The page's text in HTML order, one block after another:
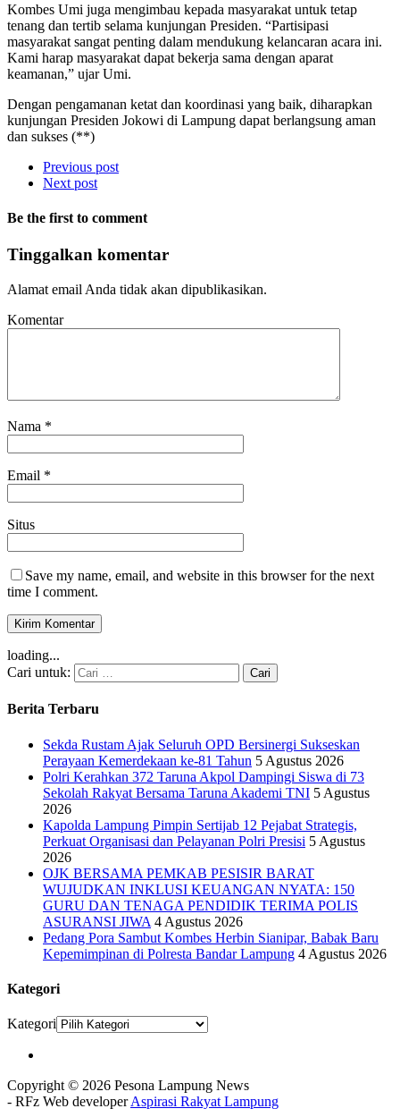
Kombes Umi juga mengimbau kepada masyarakat untuk tetap
tenang dan tertib selama kunjungan Presiden. “Partisipasi
masyarakat sangat penting dalam mendukung kelancaran acara ini.
Kami harap masyarakat dapat bekerja sama dengan aparat
keamanan,” ujar Umi.
Dengan pengamanan ketat dan koordinasi yang baik, diharapkan
kunjungan Presiden Jokowi di Lampung dapat berlangsung aman
dan sukses (**)
Previous post
Next post
Be the first to comment
Tinggalkan komentar
Alamat email Anda tidak akan dipublikasikan.
Komentar
Nama *
Email *
Situs
Save my name, email, and website in this browser for the next
time I comment.
loading...
Cari untuk:
Berita Terbaru
Sekda Rustam Ajak Seluruh OPD Bersinergi Sukseskan
Perayaan Kemerdekaan ke-81 Tahun 5 Agustus 2026
Polri Kerahkan 372 Taruna Akpol Dampingi Siswa di 73
Sekolah Rakyat Bersama Taruna Akademi TNI 5 Agustus
2026
Kapolda Lampung Pimpin Sertijab 12 Pejabat Strategis,
Perkuat Organisasi dan Pelayanan Polri Presisi 5 Agustus
2026
OJK BERSAMA PEMKAB PESISIR BARAT
WUJUDKAN INKLUSI KEUANGAN NYATA: 150
GURU DAN TENAGA PENDIDIK TERIMA POLIS
ASURANSI JIWA 4 Agustus 2026
Pedang Pora Sambut Kombes Herbin Sianipar, Babak Baru
Kepemimpinan di Polresta Bandar Lampung 4 Agustus 2026
Kategori
Kategori
Copyright © 2026 Pesona Lampung News
- RFz Web developerAspirasi Rakyat Lampung